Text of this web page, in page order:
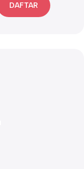
DAFTAR